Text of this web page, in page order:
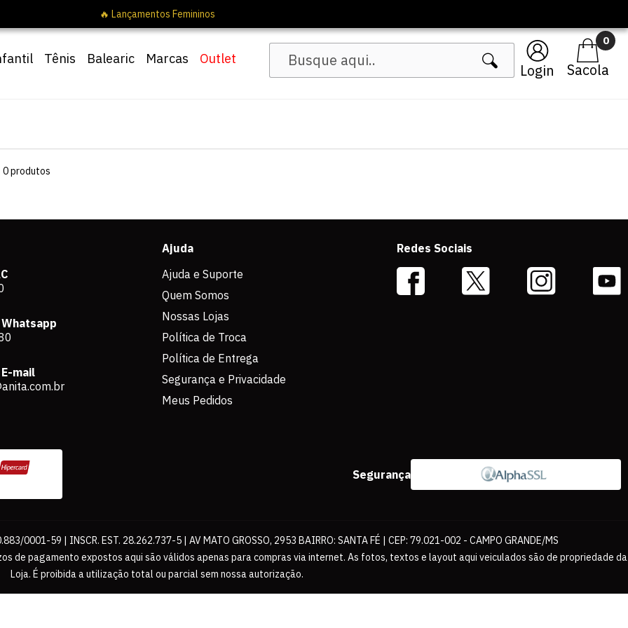
Login
0
Tênis Balearic Marcas Outlet
🔥 Lançamentos Femininos
0produtos
mail
Ajuda
Ajuda e Suporte
Quem Somos
Nossas Lojas
Política de Troca
Política de Entrega
Segurança e Privacidade
Meus Pedidos
Redes Sociais
Segurança
0001-59 | INSCR. EST. 28.262.737-5 | AV MATO GROSSO, 2953 BAIRRO: SANTA FÉ | CEP: 79.021-002 - CAMPO GRANDE/MS
de pagamento expostos aqui são válidos apenas para compras via internet. As fotos, textos e layout aqui veiculados são de propriedade da
Loja. É proibida a utilização total ou parcial sem nossa autorização.